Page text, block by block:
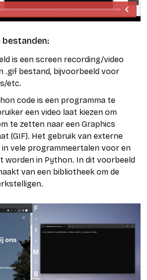
bestanden:
is een screen recording/video
.gif bestand, bijvoorbeeld voor
etc.
code is een programma te
een video laat kiezen om
te zetten naar een Graphics
(GIF). Het gebruik van externe
vele programmeertalen voor en
worden in Python. In dit voorbeeld
van een bibliotheek om de